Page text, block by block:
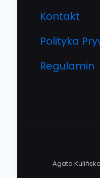
Kontakt
Polityka
Regulamin
Agata